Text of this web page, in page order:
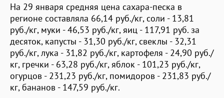
На 29 января средняя цена сахара-песка в
регионе составляла 66,14 руб./кг, соли - 13,81
руб./кг, муки - 46,53 руб./кг, яиц - 117,91 руб. за
десяток, капусты - 31,30 руб./кг, свеклы - 32,31
руб./кг, лука - 31,82 руб./кг, картофеля - 24,90 руб./
кг, гречки - 63,28 руб./кг, яблок - 101,23 руб./кг,
огурцов - 231,23 руб./кг, помидоров - 231,83 руб./
кг, бананов - 147,59 руб./кг.